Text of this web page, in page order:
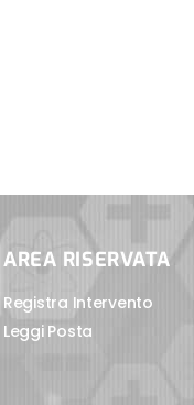
AREA RISERVATA
Registra Intervento
Leggi Posta